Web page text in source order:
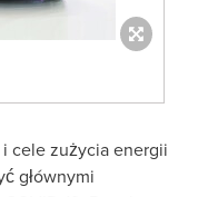
cele zużycia energii
głównymi